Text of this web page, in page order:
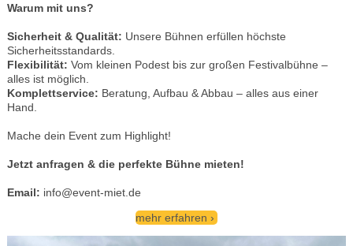
Warum mit uns?
Sicherheit & Qualität: Unsere Bühnen erfüllen höchste
Sicherheitsstandards.
Flexibilität: Vom kleinen Podest bis zur großen Festivalbühne –
alles ist möglich.
Komplettservice: Beratung, Aufbau & Abbau – alles aus einer
Hand.
Mache dein Event zum Highlight!
Jetzt anfragen & die perfekte Bühne mieten!
Email: info@event-miet.de
mehr erfahren